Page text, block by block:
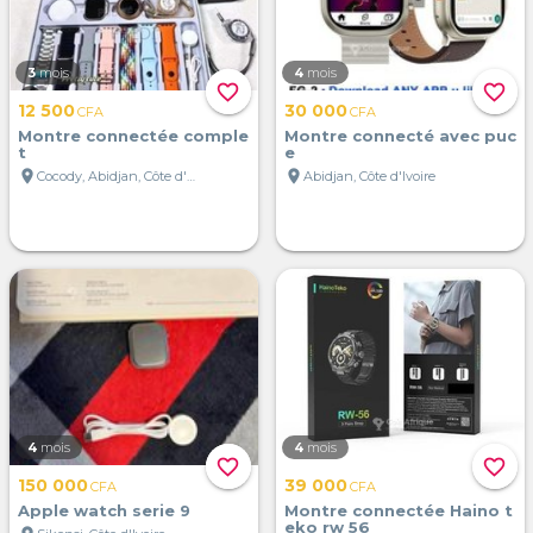
favorite_border
3 mois
12 500CFA
Montre connectée comple
t
location_on
Cocody, Abidjan, Côte d'Ivoire
favorite_border
4 mois
30 000CFA
Montre connecté avec puc
e
location_on Abidjan, Côte d'Ivoire
favorite_border
4 mois
150 000CFA
Apple watch serie 9
favorite_border
4 mois
39 000CFA
Montre connectée Haino t
eko rw 56